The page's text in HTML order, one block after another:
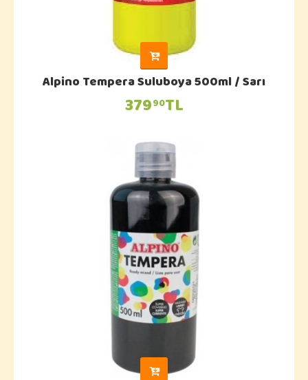
Alpino Tempera Suluboya 500ml / Sarı
37990TL